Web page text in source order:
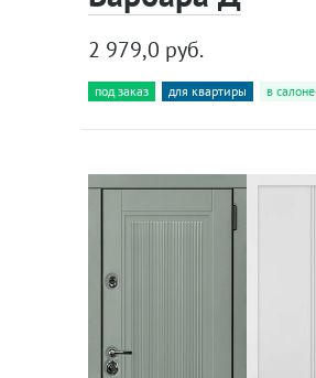
2 979,0 руб.
под заказ для квартиры в салоне